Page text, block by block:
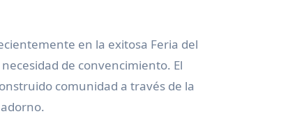
en la exitosa Feria del
de convencimiento. El
comunidad a través de la